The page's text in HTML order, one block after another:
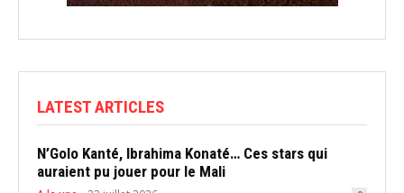
LATEST ARTICLES
N’Golo Kanté, Ibrahima Konaté… Ces stars qui
auraient pu jouer pour le Mali